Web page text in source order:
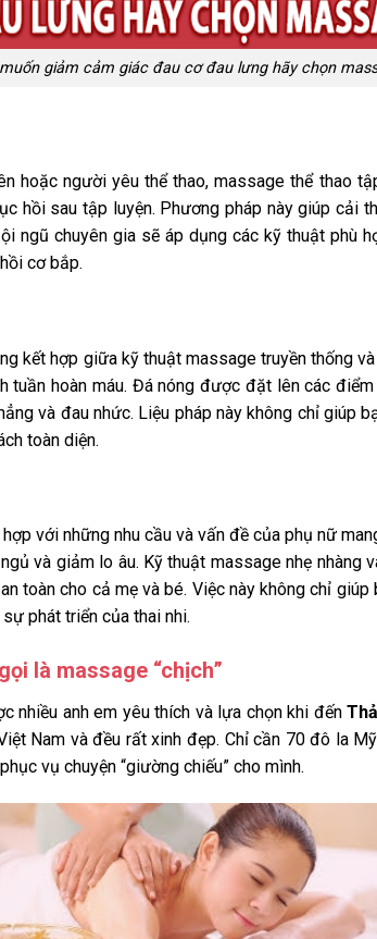
giảm cảm giác đau cơ đau lưng hãy chọn
hoặc người yêu thể thao, massage thể thao
hồi sau tập luyện. Phương pháp này giúp cải
ngũ chuyên gia sẽ áp dụng các kỹ thuật phù
cơ bắp.
kết hợp giữa kỹ thuật massage truyền thống
tuần hoàn máu. Đá nóng được đặt lên các
và đau nhức. Liệu pháp này không chỉ giúp
toàn diện.
với những nhu cầu và vấn đề của phụ nữ
và giảm lo âu. Kỹ thuật massage nhẹ nhàng
toàn cho cả mẹ và bé. Việc này không chỉ
phát triển của thai nhi.
là massage “chịch”
nhiều anh em yêu thích và lựa chọn khi đến
Nam và đều rất xinh đẹp. Chỉ cần 70 đô la
vụ chuyện “giường chiếu” cho mình.